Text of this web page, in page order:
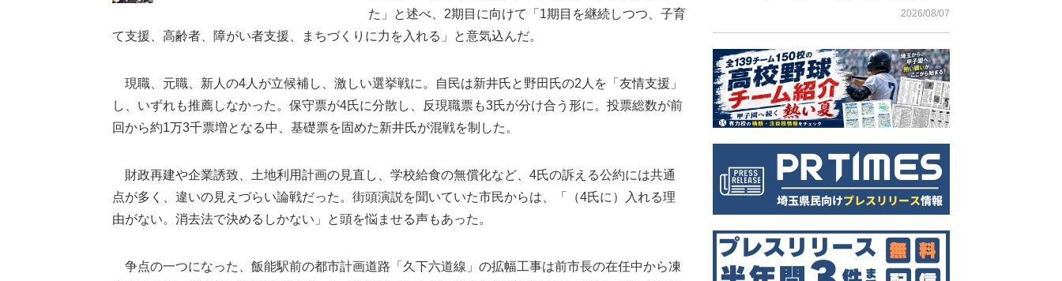
た」と述べ、2期目に向けて「1期目を継続しつつ、子育
て支援、高齢者、障がい者支援、まちづくりに力を入れる」と意気込んだ。
現職、元職、新人の4人が立候補し、激しい選挙戦に。自民は新井氏と野田氏の2人を「友情支援」
し、いずれも推薦しなかった。保守票が4氏に分散し、反現職票も3氏が分け合う形に。投票総数が前
回から約1万3千票増となる中、基礎票を固めた新井氏が混戦を制した。
財政再建や企業誘致、土地利用計画の見直し、学校給食の無償化など、4氏の訴える公約には共通
点が多く、違いの見えづらい論戦だった。街頭演説を聞いていた市民からは、「（4氏に）入れる理
由がない。消去法で決めるしかない」と頭を悩ませる声もあった。
争点の一つになった、飯能駅前の都市計画道路「久下六道線」の拡幅工事は前市長の在任中から凍
2026/08/07